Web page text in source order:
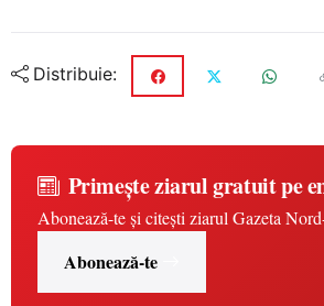
Distribuie:
Primește ziarul gratuit pe
Abonează-te și citești ziarul Gazeta
Abonează-te